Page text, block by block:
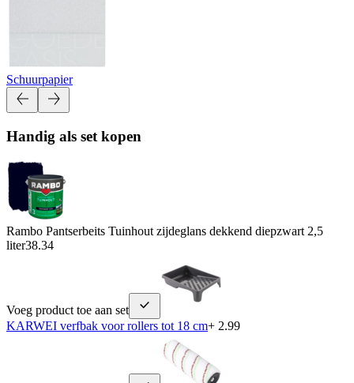
Schuurpapier
Handig als set kopen
Rambo Pantserbeits Tuinhout zijdeglans dekkend diepzwart 2,5
liter38.34
Voeg product toe aan set
KARWEI verfbak voor rollers tot 18 cm+ 2.99